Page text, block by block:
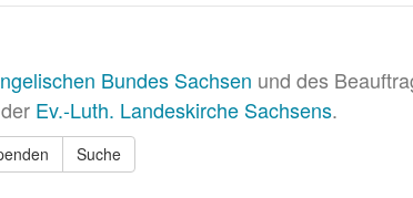
Bundes Sachsen und des
Ev.-Luth. Landeskirche Sachsens.
Suche